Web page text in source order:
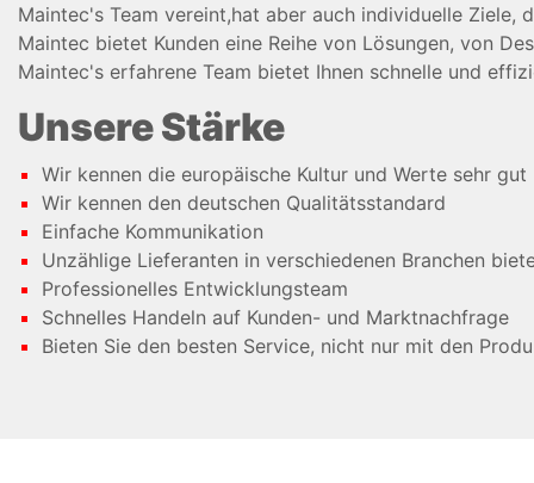
Maintec's Team vereint,hat aber auch individuelle Ziele,
Maintec bietet Kunden eine Reihe von Lösungen, von
Maintec's erfahrene Team bietet Ihnen schnelle und
Unsere Stärke
Wir kennen die europäische Kultur und Werte sehr gut
Wir kennen den deutschen Qualitätsstandard
Einfache Kommunikation
Unzählige Lieferanten in verschiedenen Branchen
Professionelles Entwicklungsteam
Schnelles Handeln auf Kunden- und Marktnachfrage
Bieten Sie den besten Service, nicht nur mit den